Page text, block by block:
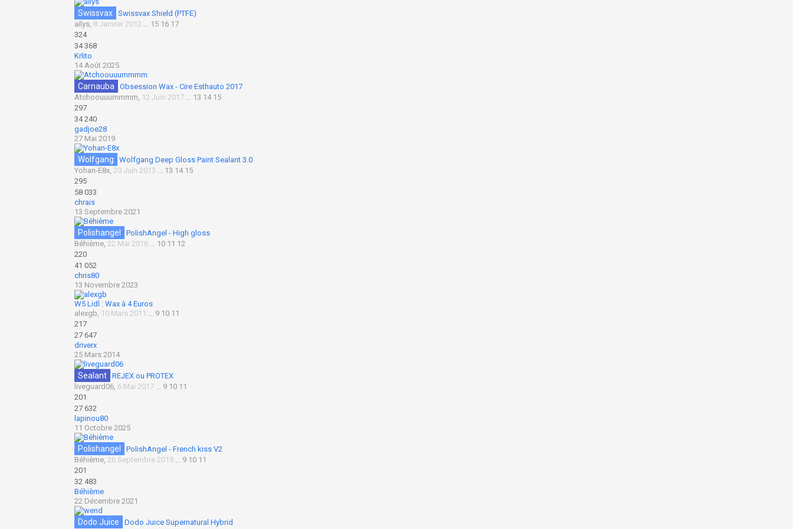
Swissvax
Swissvax Shield (PTFE)
ailys, 8 Janvier 2012 ... 15 16 17
324
34 368
Krlito
14 Août 2025
Carnauba
Obsession Wax - Cire Esthauto 2017
Atchoouuummmm, 12 Juin 2017 ... 13 14 15
297
34 240
gadjoe28
27 Mai 2019
Wolfgang
Wolfgang Deep Gloss Paint Sealant 3.0
Yohan-E8x, 20 Juin 2013 ... 13 14 15
295
58 033
chrais
13 Septembre 2021
Polishangel
PolishAngel - High gloss
Béhième, 22 Mai 2016 ... 10 11 12
220
41 052
chris80
13 Novembre 2023
W5 Lidl : Wax à 4 Euros
alexgb, 10 Mars 2011 ... 9 10 11
217
27 647
driverx
25 Mars 2014
Sealant
REJEX ou PROTEX
liveguard06, 6 Mai 2017 ... 9 10 11
201
27 632
lapinou80
11 Octobre 2025
Polishangel
PolishAngel - French kiss V2
Béhième, 26 Septembre 2015 ... 9 10 11
201
32 483
Béhième
22 Décembre 2021
Dodo Juice
Dodo Juice Supernatural Hybrid